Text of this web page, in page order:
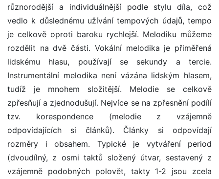
různorodější a individuálnější podle stylu díla, což
vedlo k důslednému užívání tempových údajů, tempo
je celkově oproti baroku rychlejší. Melodiku můžeme
rozdělit na dvě části. Vokální melodika je přiměřená
lidskému hlasu, používají se sekundy a tercie.
Instrumentální melodika není vázána lidským hlasem,
tudíž je mnohem složitější. Melodie se celkově
zpřesňují a zjednodušují. Nejvíce se na zpřesnění podílí
tzv. korespondence (melodie z vzájemně
odpovídajících si článků). Články si odpovídají
rozměry i obsahem. Typické je vytváření period
(dvoudílný, z osmi taktů složený útvar, sestavený z
vzájemně podobných polovět, takty 1-2 jsou zcela